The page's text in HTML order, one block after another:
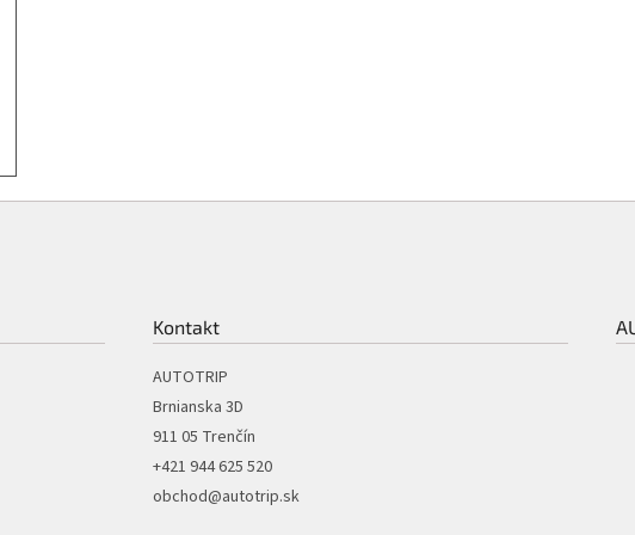
Kontakt
AUTOTRIP
Brnianska 3D
911 05 Trenčín
+421 944 625 520
obchod@autotrip.sk